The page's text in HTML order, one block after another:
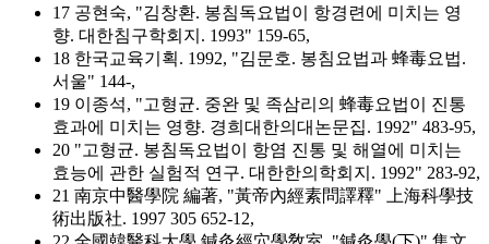
17 공현숙, "김창환. 봉침독요법이 항경련에 미치는 영
향. 대한침구학회지. 1993" 159-65,
18 한국교육기획. 1992, "김문호. 봉침요법과 蜂毒요법.
서울" 144-,
19 이종석, "고형균. 중완 및 족삼리의 蜂毒요법이 진통
효과에 미치는 영향. 경희대한의대논문집. 1992" 483-95,
20 "고형균. 봉침독요법이 항염 진통 및 해열에 미치는
효능에 관한 실험적 연구. 대한한의학회지. 1992" 283-92,
21 南京中醫學院 編著, "黃帝內經素問譯釋" 上海科學技
術出版社. 1997 305 652-12,